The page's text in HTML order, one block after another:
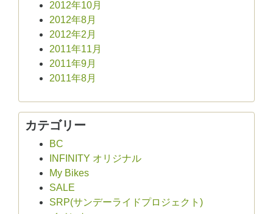
2012年10月
2012年8月
2012年2月
2011年11月
2011年9月
2011年8月
カテゴリー
BC
INFINITY オリジナル
My Bikes
SALE
SRP(サンデーライドプロジェクト)